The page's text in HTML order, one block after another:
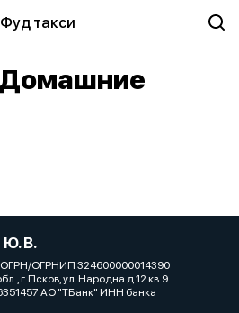
Фуд такси
Ю. В.
ОГРНИП 324600000014390
г. Псков, ул. Народна д.12 кв.9
АО "ТБанк" ИНН банка